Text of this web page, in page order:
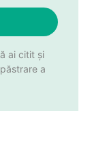
ai citit și
a